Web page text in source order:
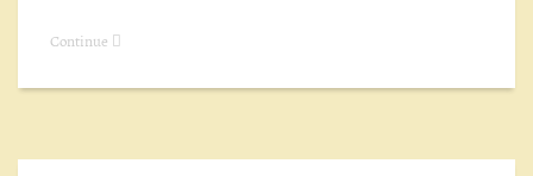
Continue